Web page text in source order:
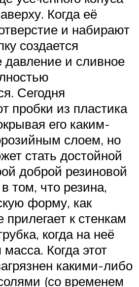
Когда её
и набирают
создается
давление и сливное
Сегодня
пробки из пластика
его каким-
слоем, но
стать достойной
доброй резиновой
том, что резина,
форму, как
к стенкам
когда на неё
Когда этот
какими-либо
(со временем